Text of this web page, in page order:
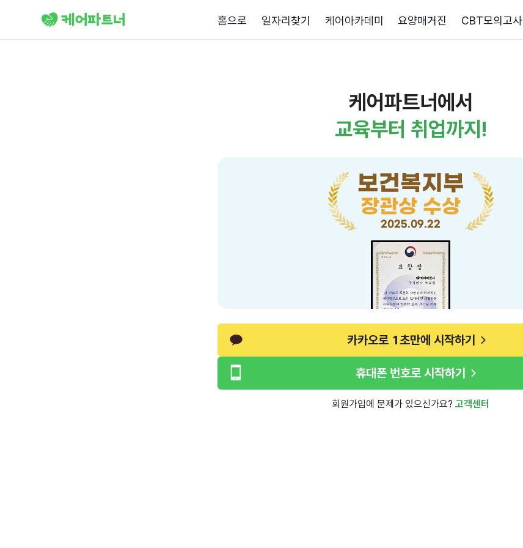
홈으로 일자리찾기 케어아카데미 요양매거진 CBT모의고사
케어파트너에서
교육부터 취업까지!
보건복지부
장관상 수상
2025.09.22
카카오로 1초만에 시작하기
휴대폰 번호로 시작하기
회원가입에 문제가 있으신가요? 고객센터